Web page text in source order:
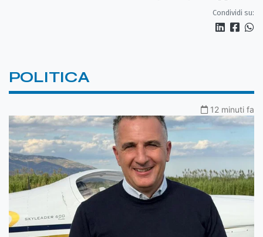
Condividi su:
POLITICA
12 minuti fa